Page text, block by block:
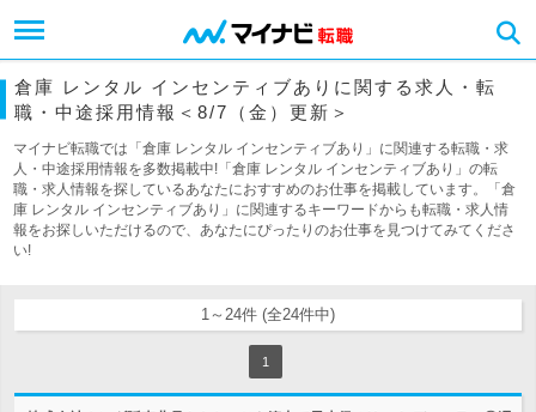
倉庫 レンタル インセンティブありに関する求人・転
職・中途採用情報＜8/7（金）更新＞
マイナビ転職では「倉庫 レンタル インセンティブあり」に関連する転職・求
人・中途採用情報を多数掲載中!「倉庫 レンタル インセンティブあり」の転
職・求人情報を探しているあなたにおすすめのお仕事を掲載しています。「倉
庫 レンタル インセンティブあり」に関連するキーワードからも転職・求人情
報をお探しいただけるので、あなたにぴったりのお仕事を見つけてみてくださ
い!
1～24件 (全24件中)
1